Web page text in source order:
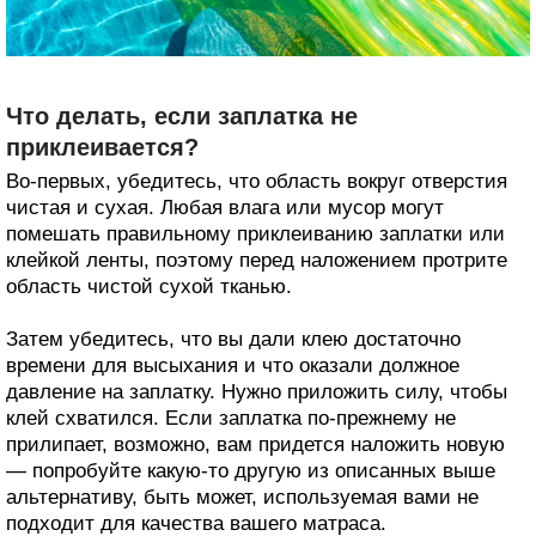
Что делать, если заплатка не
приклеивается?
Во-первых, убедитесь, что область вокруг отверстия
чистая и сухая. Любая влага или мусор могут
помешать правильному приклеиванию заплатки или
клейкой ленты, поэтому перед наложением протрите
область чистой сухой тканью.
Затем убедитесь, что вы дали клею достаточно
времени для высыхания и что оказали должное
давление на заплатку. Нужно приложить силу, чтобы
клей схватился. Если заплатка по-прежнему не
прилипает, возможно, вам придется наложить новую
— попробуйте какую-то другую из описанных выше
альтернативу, быть может, используемая вами не
подходит для качества вашего матраса.